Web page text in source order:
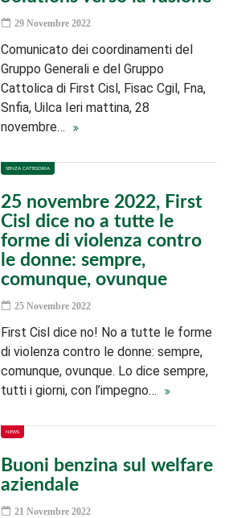
29 Novembre 2022
Comunicato dei coordinamenti del
Gruppo Generali e del Gruppo
Cattolica di First Cisl, Fisac Cgil, Fna,
Snfia, Uilca Ieri mattina, 28
novembre…
SENZA CATEGORIA
25 novembre 2022, First
Cisl dice no a tutte le
forme di violenza contro
le donne: sempre,
comunque, ovunque
25 Novembre 2022
First Cisl dice no! No a tutte le forme
di violenza contro le donne: sempre,
comunque, ovunque. Lo dice sempre,
tutti i giorni, con l’impegno…
NEWS
Buoni benzina sul welfare
aziendale
21 Novembre 2022